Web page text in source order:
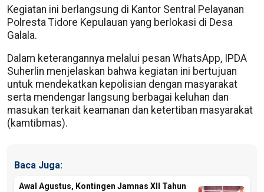
Kegiatan ini berlangsung di Kantor Sentral Pelayanan
Polresta Tidore Kepulauan yang berlokasi di Desa
Galala.
Dalam keterangannya melalui pesan WhatsApp, IPDA
Suherlin menjelaskan bahwa kegiatan ini bertujuan
untuk mendekatkan kepolisian dengan masyarakat
serta mendengar langsung berbagai keluhan dan
masukan terkait keamanan dan ketertiban masyarakat
(kamtibmas).
Baca Juga:
Awal Agustus, Kontingen Jamnas XII Tahun